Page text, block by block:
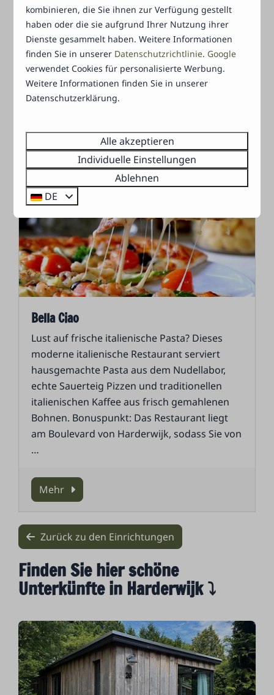
Holy Moly Cantina
In der farbenfrohen mexikanischen Cantina
in Harderwijk werden Sie mit einem breiten
Mehr
In Parknähe: 3km
Bella Ciao
Lust auf frische italienische Pasta? Dieses
moderne italienische Restaurant serviert
hausgemachte Pasta aus dem Nudellabor,
echte Sauerteig Pizzen und traditionellen
italienischen Kaffee aus frisch gemahlenen
Bohnen. Bonuspunkt: Das Restaurant liegt
am Boulevard von Harderwijk, sodass Sie von
…
Mehr
Zurück zu den Einrichtungen
Finden Sie hier schöne
Unterkünfte in Harderwijk ⤵
kombinieren, die Sie ihnen zur Verfügung gestellt
haben oder die sie aufgrund Ihrer Nutzung ihrer
Dienste gesammelt haben. Weitere Informationen
finden Sie in unserer Datenschutzrichtlinie. Google
verwendet Cookies für personalisierte Werbung.
Weitere Informationen finden Sie in unserer
Datenschutzerklärung.
Alle akzeptieren
Individuelle Einstellungen
Ablehnen
DE